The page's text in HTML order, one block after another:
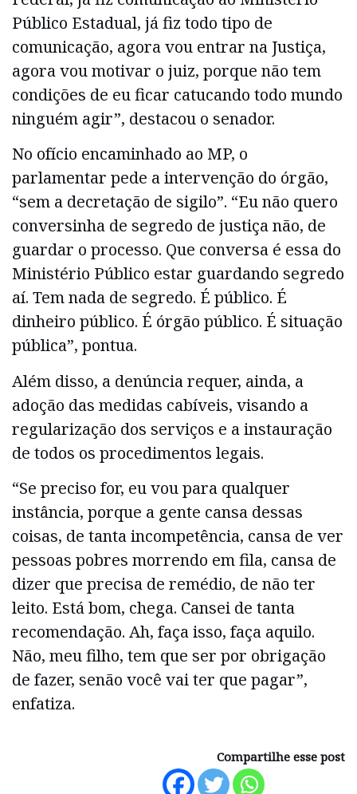
Público Estadual, já fiz todo tipo de
comunicação, agora vou entrar na Justiça,
agora vou motivar o juiz, porque não tem
condições de eu ficar catucando todo mundo
ninguém agir”, destacou o senador.
No ofício encaminhado ao MP, o
parlamentar pede a intervenção do órgão,
“sem a decretação de sigilo”. “Eu não quero
conversinha de segredo de justiça não, de
guardar o processo. Que conversa é essa do
Ministério Público estar guardando segredo
aí. Tem nada de segredo. É público. É
dinheiro público. É órgão público. É situação
pública”, pontua.
Além disso, a denúncia requer, ainda, a
adoção das medidas cabíveis, visando a
regularização dos serviços e a instauração
de todos os procedimentos legais.
“Se preciso for, eu vou para qualquer
instância, porque a gente cansa dessas
coisas, de tanta incompetência, cansa de ver
pessoas pobres morrendo em fila, cansa de
dizer que precisa de remédio, de não ter
leito. Está bom, chega. Cansei de tanta
recomendação. Ah, faça isso, faça aquilo.
Não, meu filho, tem que ser por obrigação
de fazer, senão você vai ter que pagar”,
enfatiza.
Compartilhe esse post